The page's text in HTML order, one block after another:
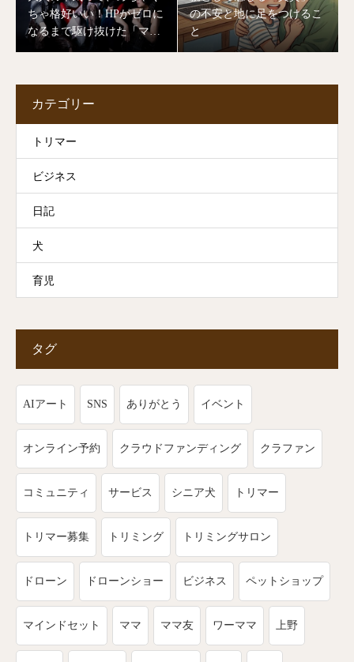
ちゃ格好いい！HPがゼロに
なるまで駆け抜けた「マミ
ヨバンド」ライブの裏側
の不安と地に足をつけるこ
と
カテゴリー
トリマー
ビジネス
日記
犬
育児
タグ
AIアート SNS ありがとう イベント
オンライン予約 クラウドファンディング クラファン
コミュニティ サービス シニア犬 トリマー
トリマー募集 トリミング トリミングサロン
ドローン ドローンショー ビジネス ペットショップ
マインドセット ママ ママ友 ワーママ 上野